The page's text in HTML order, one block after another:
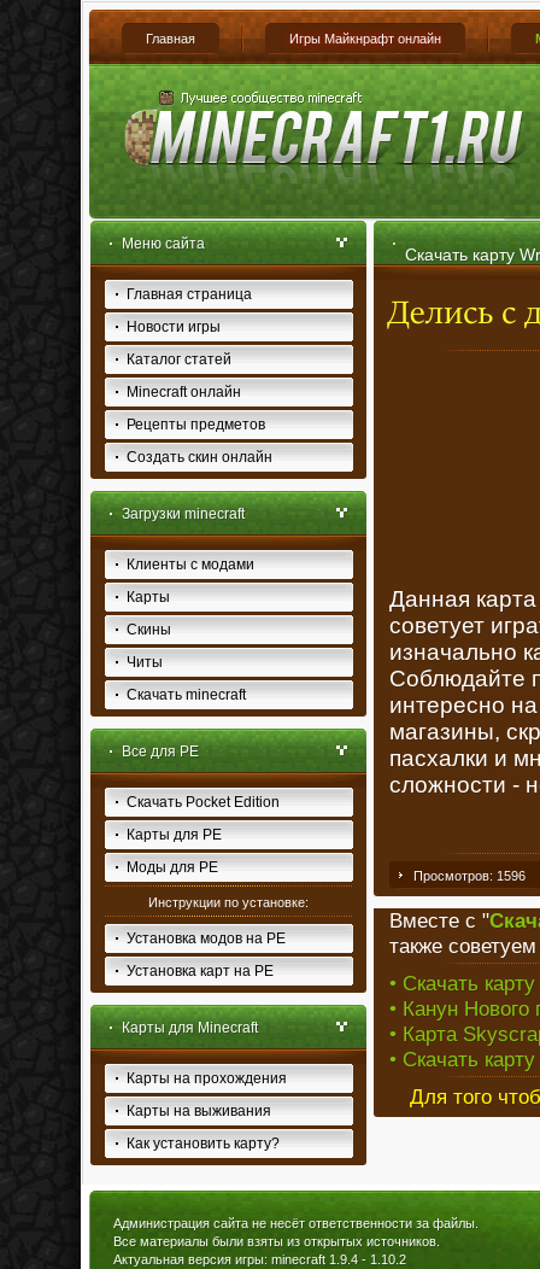
Главная Игры Майкнрафт онлайн
Меню сайта
Главная страница
Новости игры
Каталог статей
Minecraft онлайн
Рецепты предметов
Создать скин онлайн
Загрузки minecraft
Клиенты с модами
Карты
Скины
Читы
Скачать minecraft
Все для PE
Скачать Pocket Edition
Карты для PE
Моды для PE
Инструкции по установке:
Установка модов на PE
Установка карт на PE
Карты для Minecraft
Карты на прохождения
Карты на выживания
Как установить карту?
Скачать карту
Данная
советует
изначально
Соблюдайте
интересно
магазины,
пасхалки и
сложности -
Просмотров: 1596
Вместе с "
также
• Скачать
• Канун Нового
• Карта
• Скачать
Для того
Администрация сайта не несёт ответственности за файлы.
Все материалы были взяты из открытых источников.
Актуальная версия игры: minecraft 1.9.4 - 1.10.2